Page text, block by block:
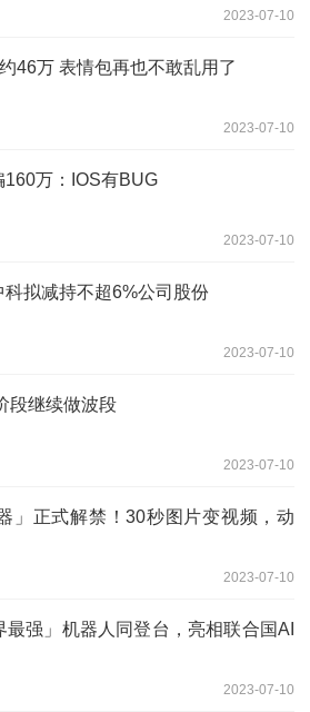
2023-07-10
46万 表情包再也不敢乱用了
2023-07-10
万：IOS有BUG
2023-07-10
拟减持不超6%公司股份
2023-07-10
段继续做波段
2023-07-10
」正式解禁！30秒图片变视频，动
2023-07-10
强」机器人同登台，亮相联合国AI
2023-07-10